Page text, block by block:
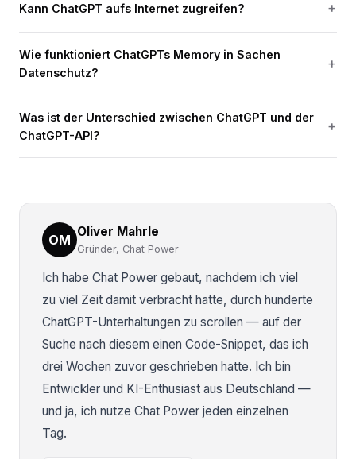
Kann ChatGPT aufs Internet zugreifen?
Wie funktioniert ChatGPTs Memory in Sachen
Datenschutz?
Was ist der Unterschied zwischen ChatGPT und der
ChatGPT-API?
OM Oliver Mahrle
Gründer, Chat Power
Ich habe Chat Power gebaut, nachdem ich viel
zu viel Zeit damit verbracht hatte, durch hunderte
ChatGPT-Unterhaltungen zu scrollen — auf der
Suche nach diesem einen Code-Snippet, das ich
drei Wochen zuvor geschrieben hatte. Ich bin
Entwickler und KI-Enthusiast aus Deutschland —
und ja, ich nutze Chat Power jeden einzelnen
Tag.